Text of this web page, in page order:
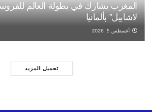
المغرب يشارك في بطولة العالم
لاشابيل” بألمانيا
أغسطس 5, 2026
تحميل المزيد